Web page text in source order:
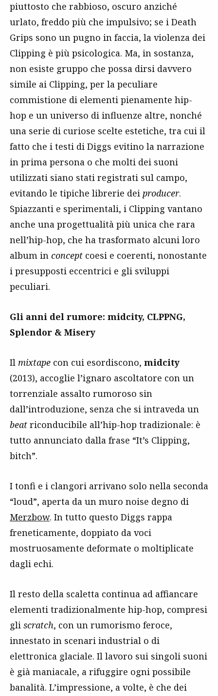
piuttosto che rabbioso, oscuro anziché
urlato, freddo più che impulsivo; se i Death
Grips sono un pugno in faccia, la violenza dei
Clipping è più psicologica. Ma, in sostanza,
non esiste gruppo che possa dirsi davvero
simile ai Clipping, per la peculiare
commistione di elementi pienamente hip-
hop e un universo di influenze altre, nonché
una serie di curiose scelte estetiche, tra cui il
fatto che i testi di Diggs evitino la narrazione
in prima persona o che molti dei suoni
utilizzati siano stati registrati sul campo,
evitando le tipiche librerie dei producer.
Spiazzanti e sperimentali, i Clipping vantano
anche una progettualità più unica che rara
nell’hip-hop, che ha trasformato alcuni loro
album in concept coesi e coerenti, nonostante
i presupposti eccentrici e gli sviluppi
peculiari.
Gli anni del rumore: midcity, CLPPNG,
Splendor & Misery
Il mixtape con cui esordiscono, midcity
(2013), accoglie l’ignaro ascoltatore con un
torrenziale assalto rumoroso sin
dall’introduzione, senza che si intraveda un
beat riconducibile all’hip-hop tradizionale: è
tutto annunciato dalla frase “It’s Clipping,
bitch”.
I tonfi e i clangori arrivano solo nella seconda
“loud”, aperta da un muro noise degno di
Merzbow. In tutto questo Diggs rappa
freneticamente, doppiato da voci
mostruosamente deformate o moltiplicate
dagli echi.
Il resto della scaletta continua ad affiancare
elementi tradizionalmente hip-hop, compresi
gli scratch, con un rumorismo feroce,
innestato in scenari industrial o di
elettronica glaciale. Il lavoro sui singoli suoni
è già maniacale, a rifuggire ogni possibile
banalità. L’impressione, a volte, è che dei